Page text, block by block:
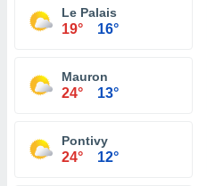
Le Palais
19° 16°
Mauron
24° 13°
Pontivy
24° 12°